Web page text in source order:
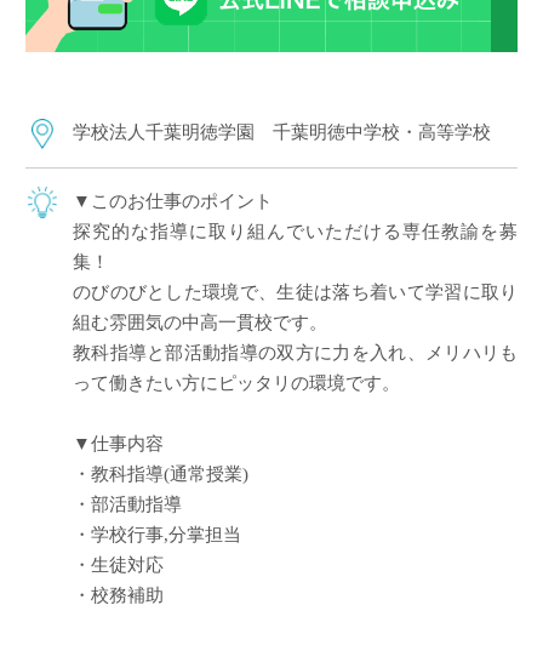
学校法人千葉明徳学園 千葉明徳中学校・高等学校
▼このお仕事のポイント
探究的な指導に取り組んでいただける専任教諭を募
集！
のびのびとした環境で、生徒は落ち着いて学習に取り
組む雰囲気の中高一貫校です。
教科指導と部活動指導の双方に力を入れ、メリハリも
って働きたい方にピッタリの環境です。
▼仕事内容
・教科指導(通常授業)
・部活動指導
・学校行事,分掌担当
・生徒対応
・校務補助